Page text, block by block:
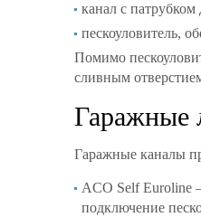
канал с
пескоуловитель,
Помимо
сливным
Гаражные
Гаражные каналы
ACO Self Euroline
подключение